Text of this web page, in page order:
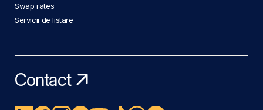
Swap rates
Servicii de listare
Contact